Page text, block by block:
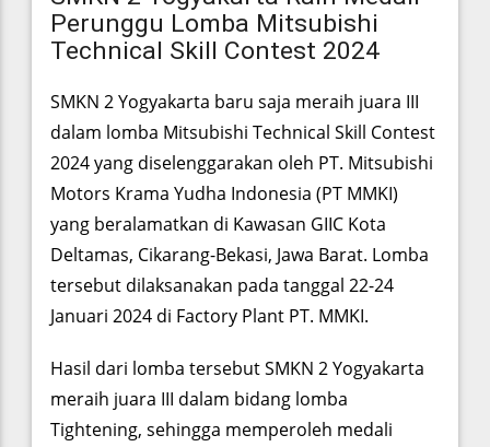
Perunggu Lomba Mitsubishi
Technical Skill Contest 2024
SMKN 2 Yogyakarta baru saja meraih juara III
dalam lomba Mitsubishi Technical Skill Contest
2024 yang diselenggarakan oleh PT. Mitsubishi
Motors Krama Yudha Indonesia (PT MMKI)
yang beralamatkan di Kawasan GIIC Kota
Deltamas, Cikarang-Bekasi, Jawa Barat. Lomba
tersebut dilaksanakan pada tanggal 22-24
Januari 2024 di Factory Plant PT. MMKI.
Hasil dari lomba tersebut SMKN 2 Yogyakarta
meraih juara III dalam bidang lomba
Tightening, sehingga memperoleh medali